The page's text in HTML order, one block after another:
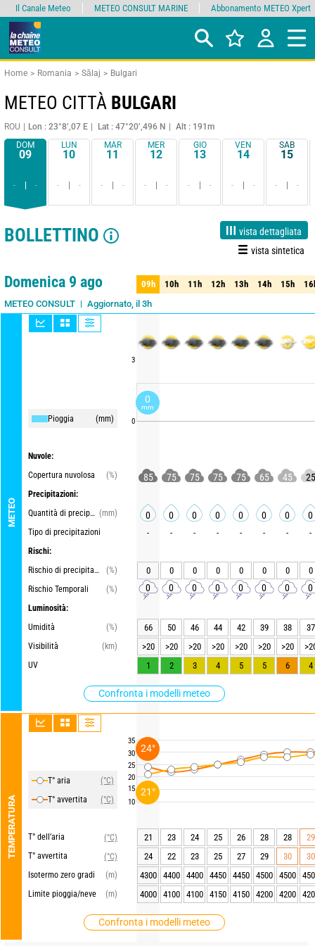
Home Romania Sălaj Bulgari
METEO CITTÀ BULGARI
ROU Lon : 23°8’,07 E Lat : 47°20’,496 N
Alt : 191m
DOM
09
- -
LUN
10
- -
MAR
11
- -
MER
12
- -
GIO
13
- -
VEN
14
- -
SAB
15
- -
BOLLETTINO
vista dettagliata
vista sintetica
1 giorno 3 giorni 15 giorni Affidabilità 90%
Domenica 9 ago
METEO CONSULT Aggiornato, il 3h
METEO
Pioggia (mm)
Nuvole:
Copertura nuvolosa
(%)
Precipitazioni:
Quantità di precipitazioni (mm)
Tipo di precipitazioni
Rischi:
Rischio di precipitazioni
(%)
Rischio Temporali
(%)
Luminosità:
Umidità
(%)
Visibilità
(km)
UV
Confronta i modelli meteo
TEMPERATURA
T° aria
(°C)
T° avvertita
(°C)
T° dell’aria
(°C)
T° avvertita
(°C)
Isotermo zero gradi
(m)
Limite pioggia/neve
(m)
Confronta i modelli meteo
3
0
35
30
25
20
15
10
09h 10h 11h 12h 13h 14h 15h
09h 10h 11h 12h 13h 14h 15h
85 75 75 75 75 65 45 25
0 0 0 0 0 0 0 0
- - - - - - - -
0 0 0 0 0 0 0 0
0 0 0 0 0 0 0 0
66 50 46 44 42 39 38
37
>20
>20 >20 >20 >20 >20 >20
1
2 3 4 5 5 6 4
21 23 24 25 26 28 28
29
24
22 23 25 27 29 30
30
4300
4400 4400 4450 4450 4500 4500
4000
4100 4100 4150 4150 4200 4200
Il Canale Meteo METEO CONSULT MARINE Abbonamento METEO Xpert
0
mm
21°
24°